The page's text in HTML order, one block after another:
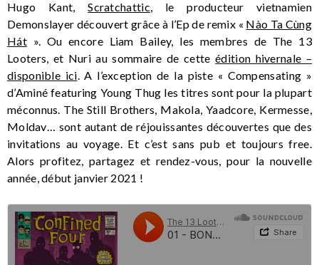
Hugo Kant,Scratchattic, le producteur vietnamien
Demonslayer découvert grâce à l’Ep de remix « Nào Ta Cùng
Hát». Ou encore Liam Bailey, les membres de The 13
Looters, et Nuri au sommaire de cetteédition hivernale –
disponible ici. A l’exception de la piste « Compensating »
d’Aminé featuring Young Thug les titres sont pour la plupart
méconnus. The Still Brothers, Makola, Yaadcore, Kermesse,
Moldav… sont autant de réjouissantes découvertes que des
invitations au voyage. Et c’est sans pub et toujours free.
Alors profitez, partagez et rendez-vous, pour la nouvelle
année, début janvier 2021 !